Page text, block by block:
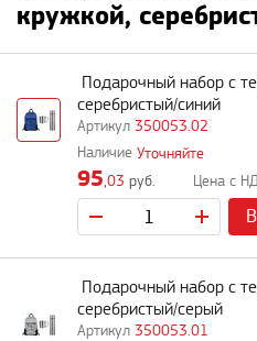
кружкой,
350053.02
Подарочный набор с
серебристый/синий
Уточняйте
95,03 руб.
350053.01
Подарочный набор с
серебристый/серый